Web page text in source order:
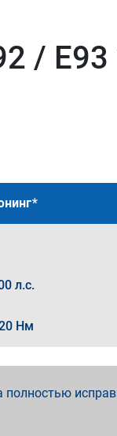
/ E93
л.с.
Нм
полностью